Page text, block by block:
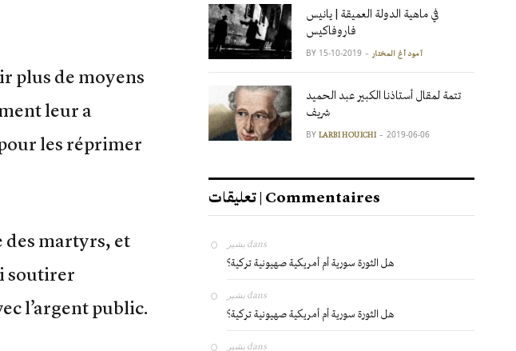
plus de moyens
leur a
les réprimer
des martyrs, et
soutirer
l’argent public.
في ماهية الدولة العميقة | يانيس
فاروفاكيس
BY آمود أغ المختار 2019-10-15
تتمة لمقال أستاذنا الكبير عبد الحميد
شريف
BY LARBI HOUICHI 2019-06-06
تعليقات | Commentaires
بشير dans
هل الثورة سورية أم أمريكية صهيونية تركية؟
بشير dans
هل الثورة سورية أم أمريكية صهيونية تركية؟
بشير dans